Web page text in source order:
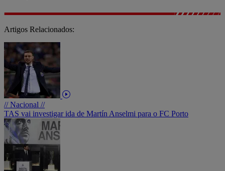
Artigos Relacionados:
// Nacional //
TAS vai investigar ida de Martín Anselmi para o FC Porto